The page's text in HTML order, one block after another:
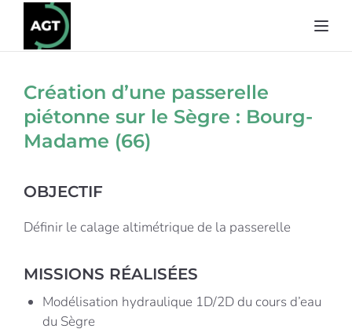
Création d’une passerelle
piétonne sur le Sègre : Bourg-
Madame (66)
OBJECTIF
Définir le calage altimétrique de la passerelle
MISSIONS RÉALISÉES
Modélisation hydraulique 1D/2D du cours d’eau
du Sègre